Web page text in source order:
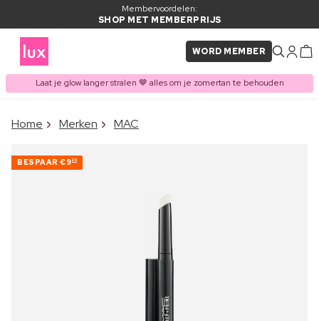
Membervoordelen:
SHOP MET MEMBERPRIJS
WORD MEMBER
Laat je glow langer stralen 🤎 alles om je zomertan te behouden
ITEM TOEGEVOEGD AAN
Home Merken MAC
BESPAAR €920